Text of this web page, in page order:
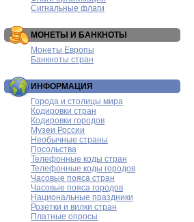
Сигнальные флаги
МОНЕТЫ И БАНКНОТЫ
Монеты Европы
Банкноты стран
ИНФОРМАЦИЯ
Города и столицы мира
Кодировки стран
Кодировки городов
Музеи России
Необычные страны
Посольства
Телефонные коды стран
Телефонные коды городов
Часовые пояса стран
Часовые пояса городов
Национальные праздники
Розетки и вилки стран
Платные опросы